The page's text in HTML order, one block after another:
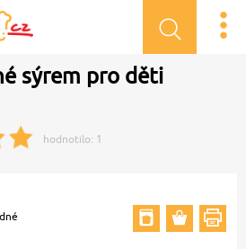
sýrem pro děti
hodnotilo: 1